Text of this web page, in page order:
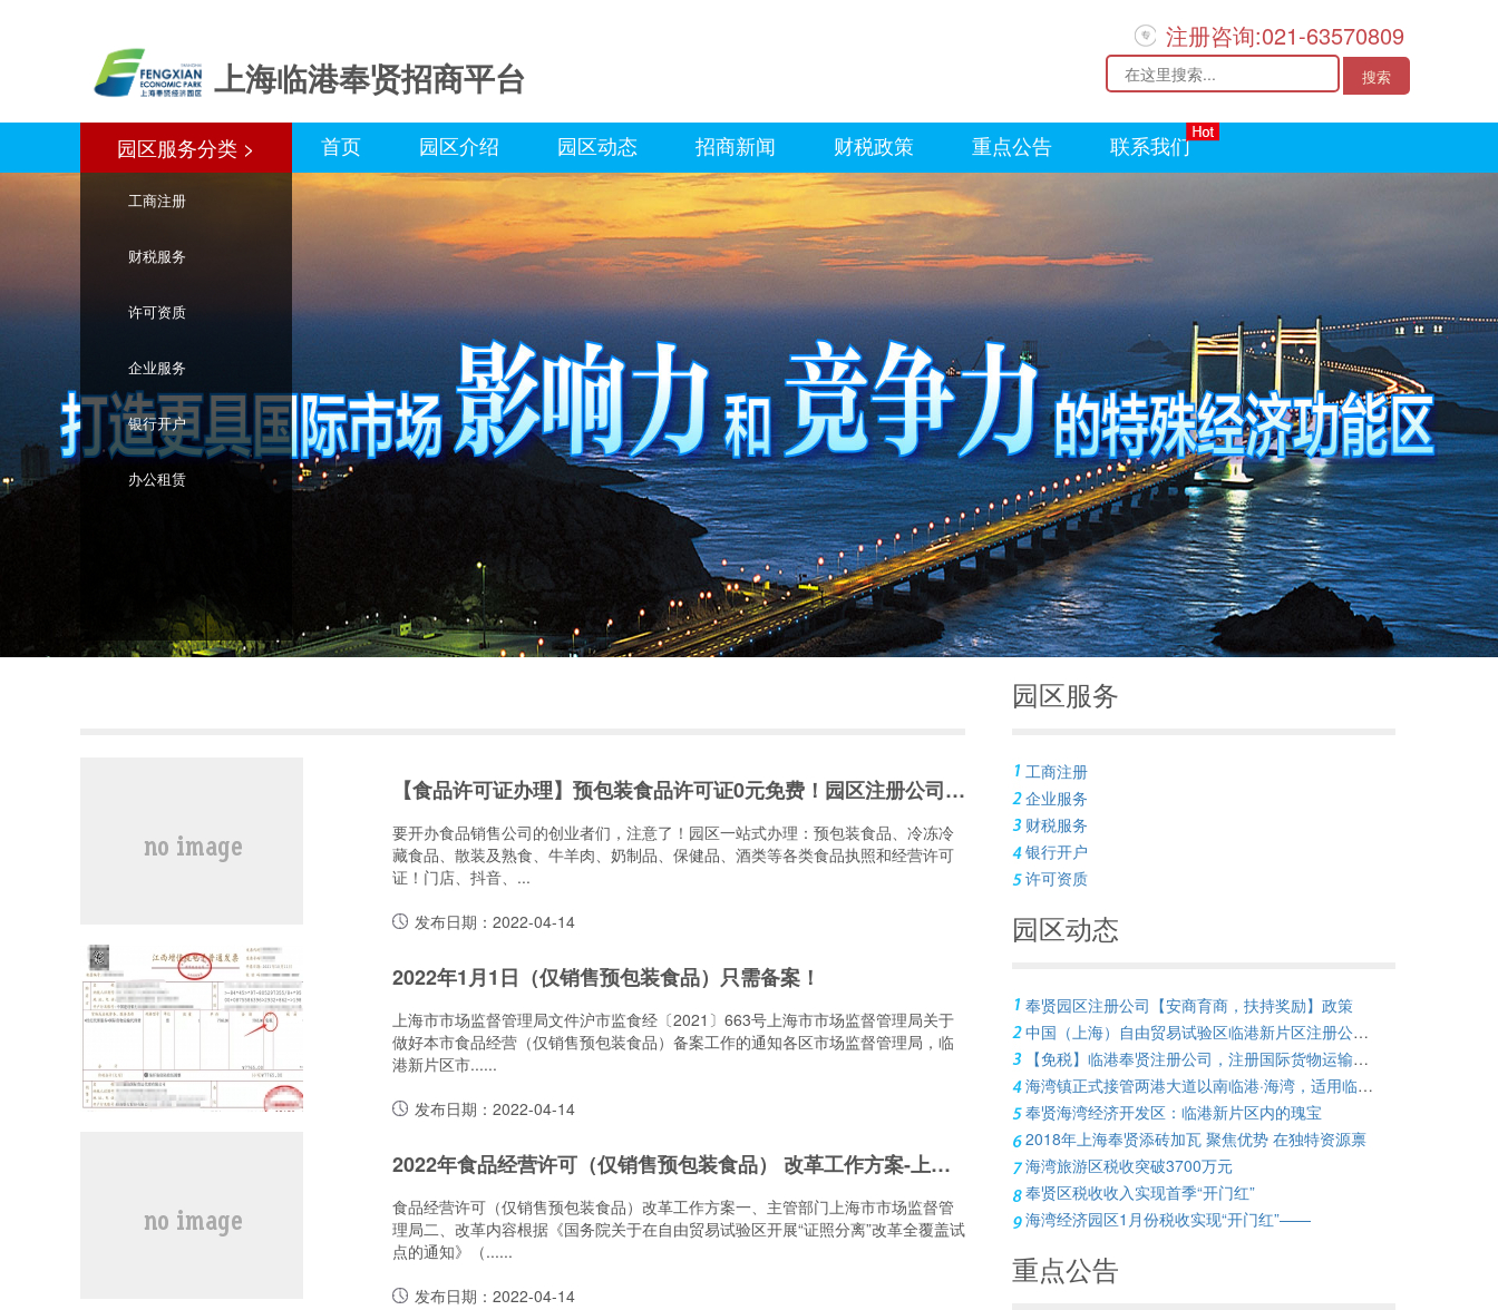
上海临港奉贤招商平台
注册咨询:021-63570809
园区服务分类 >
工商注册
财税服务
许可资质
企业服务
银行开户
办公租赁
园区服务分类> 首页 园区介绍 园区动态 招商新闻 财税政策 重点公告 联系我们
【食品许可证办理】预包装食品许可证0元免费！园区注册公司+备案！
要开办食品销售公司的创业者们，注意了！园区一站式办理：预包装食品、冷冻冷
藏食品、散装及熟食、牛羊肉、奶制品、保健品、酒类等各类食品执照和经营许可
证！门店、抖音、...
发布日期：2022-04-14
2022年1月1日（仅销售预包装食品）只需备案！
上海市市场监督管理局文件沪市监食经〔2021〕663号上海市市场监督管理局关于
做好本市食品经营（仅销售预包装食品）备案工作的通知各区市场监督管理局，临
港新片区市......
发布日期：2022-04-14
2022年食品经营许可（仅销售预包装食品） 改革工作方案-上海市市场监督管理局“证照分离”改革文件
食品经营许可（仅销售预包装食品）改革工作方案一、主管部门上海市市场监督管
理局二、改革内容根据《国务院关于在自由贸易试验区开展“证照分离”改革全覆盖试
点的通知》（......
发布日期：2022-04-14
园区服务
工商注册
企业服务
财税服务
银行开户
许可资质
园区动态
奉贤园区注册公司【安商育商，扶持奖励】政策
中国（上海）自由贸易试验区临港新片区注册公司，支持留学人员创业若干措施
【免税】临港奉贤注册公司，注册国际货物运输代理公司免征增值税
海湾镇正式接管两港大道以南临港·海湾，适用临港新片区各项招商政策
奉贤海湾经济开发区：临港新片区内的瑰宝
2018年上海奉贤添砖加瓦 聚焦优势 在独特资源禀
海湾旅游区税收突破3700万元
奉贤区税收收入实现首季“开门红”
海湾经济园区1月份税收实现“开门红”——
重点公告